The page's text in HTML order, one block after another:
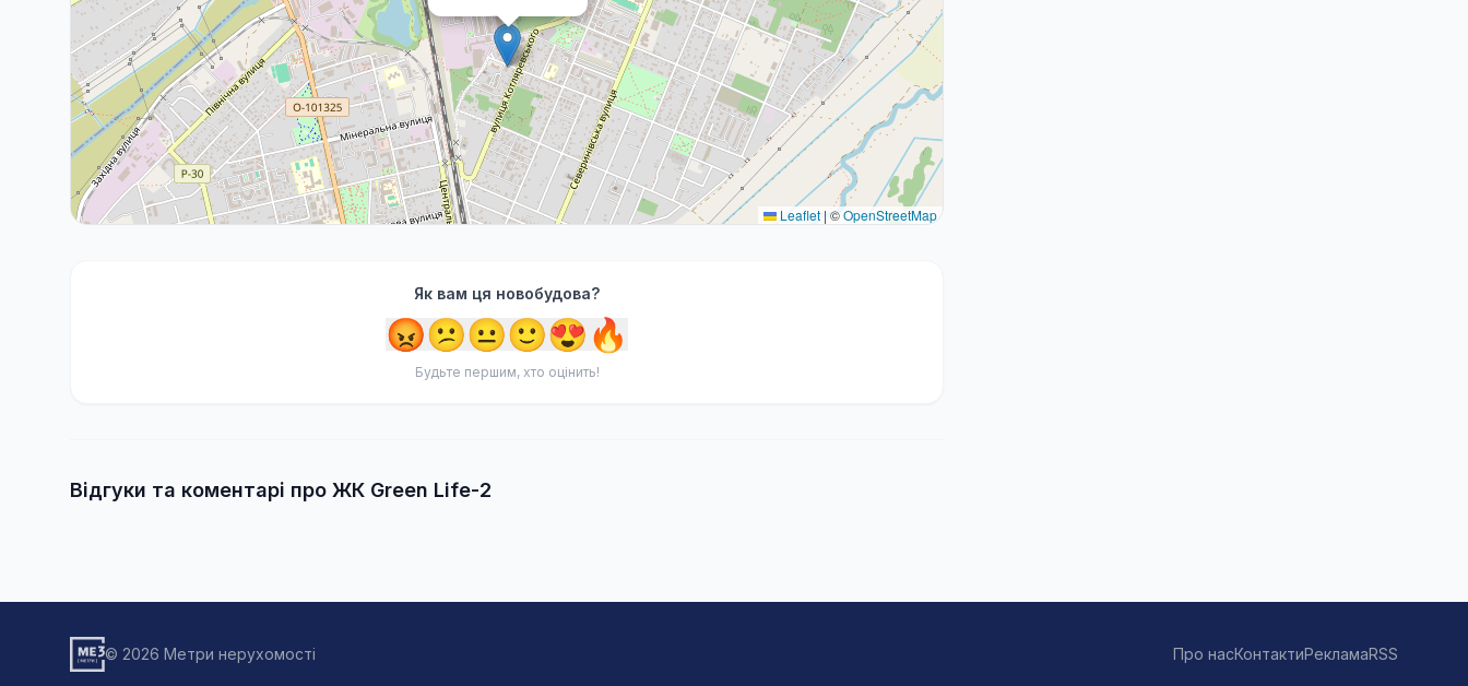
Leaflet | ©OpenStreetMap
Як вам ця новобудова?
😡😕😐🙂😍🔥
Будьте першим, хто оцінить!
Відгуки та коментарі про ЖК Green Life-2
© 2026 Метри нерухомості Про насКонтактиРекламаRSS